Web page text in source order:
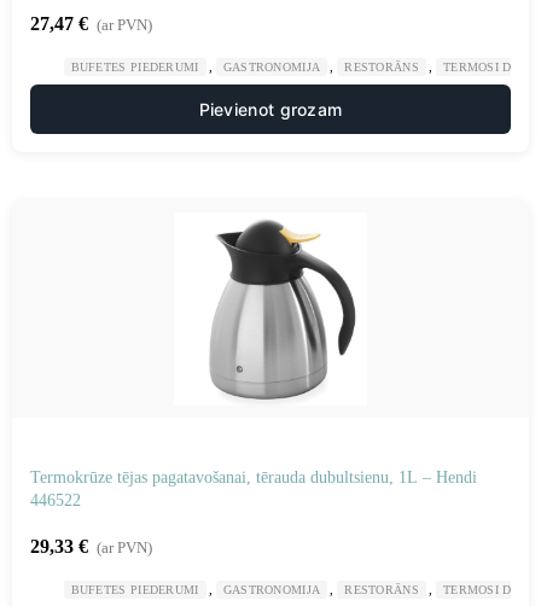
27,47 € (ar PVN)
BUFETES PIEDERUMI GASTRONOMIJA RESTORĀNS TERMOSI
Pievienot grozam
Termokrūze tējas pagatavošanai, tērauda dubultsienu, ​​1L – Hendi
446522
29,33 € (ar PVN)
BUFETES PIEDERUMI GASTRONOMIJA RESTORĀNS TERMOSI